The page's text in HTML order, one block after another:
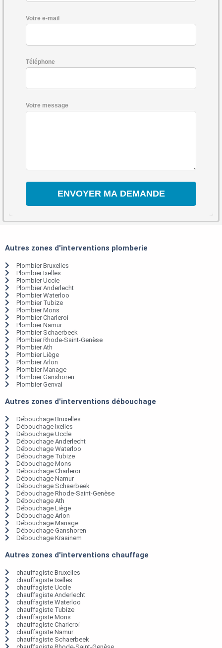
Votre e-mail
Téléphone
Votre message
Autres zones d'interventions plomberie
Plombier Bruxelles
Plombier Ixelles
Plombier Uccle
Plombier Anderlecht
Plombier Waterloo
Plombier Tubize
Plombier Mons
Plombier Charleroi
Plombier Namur
Plombier Schaerbeek
Plombier Rhode-Saint-Genèse
Plombier Ath
Plombier Liège
Plombier Arlon
Plombier Manage
Plombier Ganshoren
Plombier Genval
Autres zones d'interventions débouchage
Débouchage Bruxelles
Débouchage Ixelles
Débouchage Uccle
Débouchage Anderlecht
Débouchage Waterloo
Débouchage Tubize
Débouchage Mons
Débouchage Charleroi
Débouchage Namur
Débouchage Schaerbeek
Débouchage Rhode-Saint-Genèse
Débouchage Ath
Débouchage Liège
Débouchage Arlon
Débouchage Manage
Débouchage Ganshoren
Débouchage Kraainem
Autres zones d'interventions chauffage
chauffagiste Bruxelles
chauffagiste Ixelles
chauffagiste Uccle
chauffagiste Anderlecht
chauffagiste Waterloo
chauffagiste Tubize
chauffagiste Mons
chauffagiste Charleroi
chauffagiste Namur
chauffagiste Schaerbeek